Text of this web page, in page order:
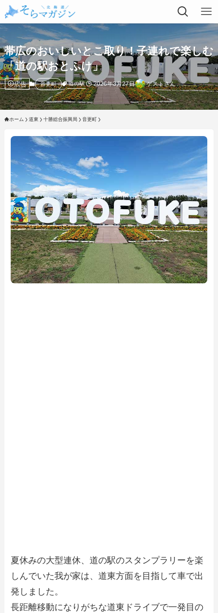
帯広のおいしいとこ取り！子連れで楽しむ
「道の駅おとふけ」
広告 音更町 道の駅 2026年3月27日 ゲストさん
ホーム 道東 十勝総合振興局 音更町
夏休みの大型連休、道の駅のスタンプラリーを楽
しんでいた我が家は、道東方面を目指して車で出
発しました。
長距離移動になりがちな道東ドライブで一発目の